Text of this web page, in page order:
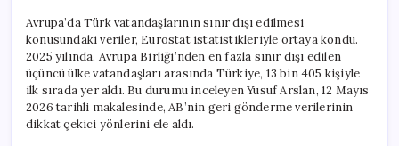
Hareketine
Devam
Ediyor:
Şok
Edici
Rapor
için
Avrupa’da Türk vatandaşlarının sınır dışı edilmesi
konusundaki veriler, Eurostat istatistikleriyle ortaya kondu.
2025 yılında, Avrupa Birliği’nden en fazla sınır dışı edilen
üçüncü ülke vatandaşları arasında Türkiye, 13 bin 405 kişiyle
ilk sırada yer aldı. Bu durumu inceleyen Yusuf Arslan, 12 Mayıs
2026 tarihli makalesinde, AB’nin geri gönderme verilerinin
dikkat çekici yönlerini ele aldı.